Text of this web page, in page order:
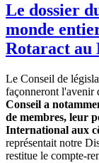
Le dossier
monde
Rotaract au
Le Conseil de
façonneront l'avenir
Conseil a
de membres, leur
International aux
représentait notre
restitue le compte-